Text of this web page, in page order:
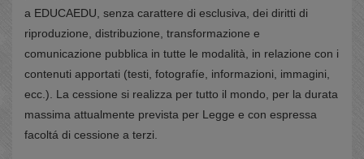
a EDUCAEDU, senza carattere di esclusiva, dei diritti di
riproduzione, distribuzione, transformazione e
comunicazione pubblica in tutte le modalità, in relazione con i
contenuti apportati (testi, fotografíe, informazioni, immagini,
ecc.). La cessione si realizza per tutto il mondo, per la durata
massima attualmente prevista per Legge e con espressa
facoltá di cessione a terzi.